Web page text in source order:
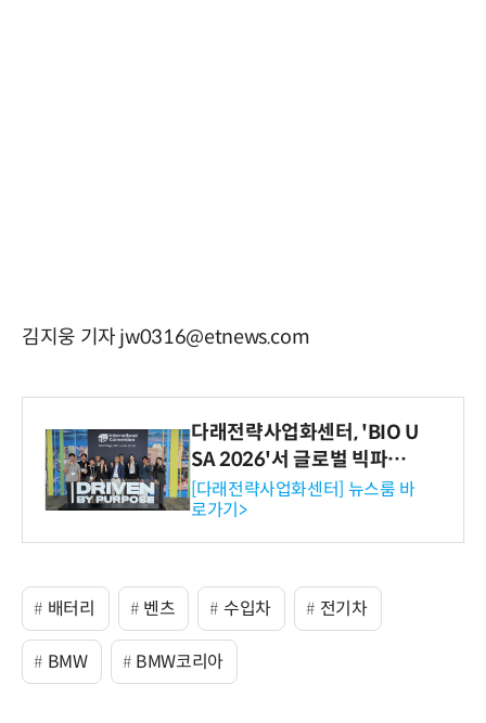
김지웅 기자 jw0316@etnews.com
다래전략사업화센터, 'BIO U
SA 2026'서 글로벌 빅파마
와의 비즈니스 미팅 지원…K
-바이오 해외 진출 교두보 확
보
[다래전략사업화센터] 뉴스룸 바
로가기>
배터리 벤츠 수입차 전기차
BMW BMW코리아